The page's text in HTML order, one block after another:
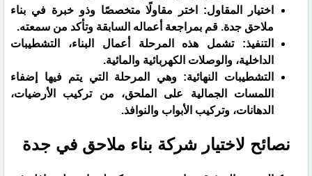
اختيار المقاول: اختر مقاولًا متخصصًا وذو خبرة في بناء
ملاحق جدة. قم بمراجعة أعماله السابقة وتأكد من سمعته.
​التنفيذ: تشمل هذه المرحلة أعمال البناء، التشطيبات
الداخلية، والوصلات الكهربائية والمائية.
​التشطيبات النهائية: وهي المرحلة التي يتم فيها إضفاء
اللمسات الجمالية على الملحق، من تركيب الأرضيات،
الدهانات، وتركيب الأبواب والنوافذ.
​نصائح لاختيار شركة بناء ملاحق في جدة